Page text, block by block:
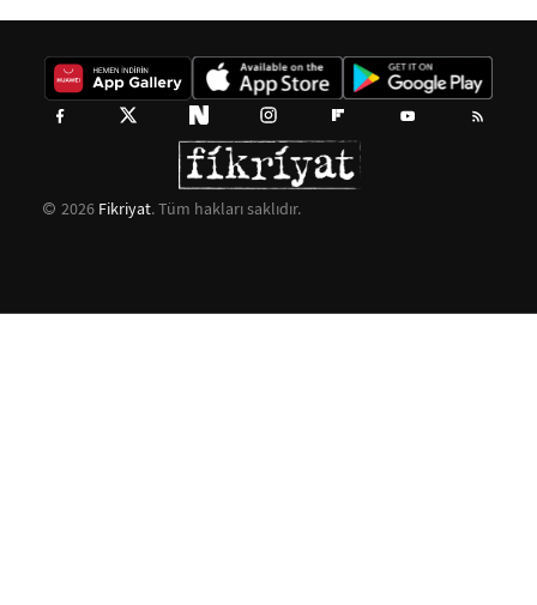
2026 Fikriyat. Tüm hakları saklıdır.